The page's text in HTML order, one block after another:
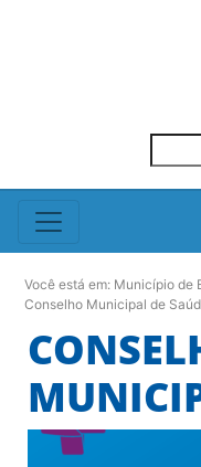
Você está em: Município de
Conselho Municipal de